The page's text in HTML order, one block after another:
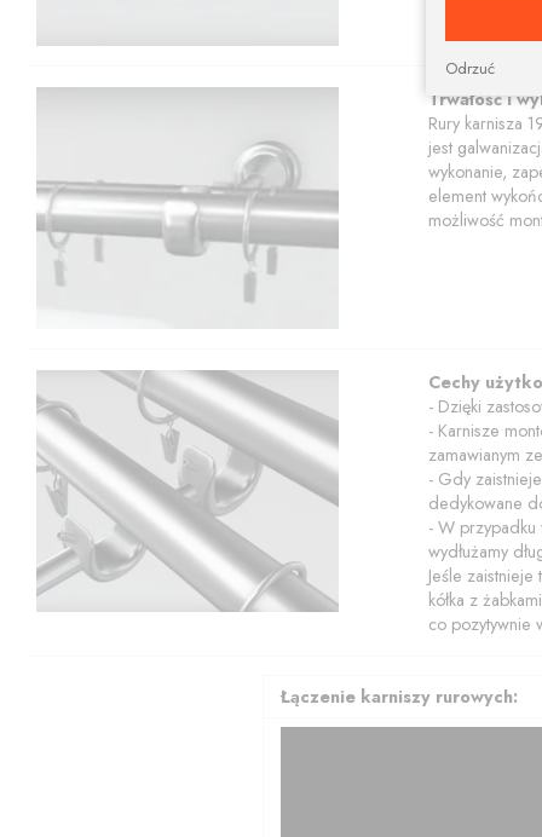
Trwałość i
Rury karnisza
jest
wykonanie,
element
możliwość
Cechy
- Dzięki
- Karnisze
zamawianym
- Gdy
dedykowane
- W przypadku
wydłużamy
Jeśle
kółka z
co pozytywnie
Łączenie karniszy rurowych:
Odrzuć